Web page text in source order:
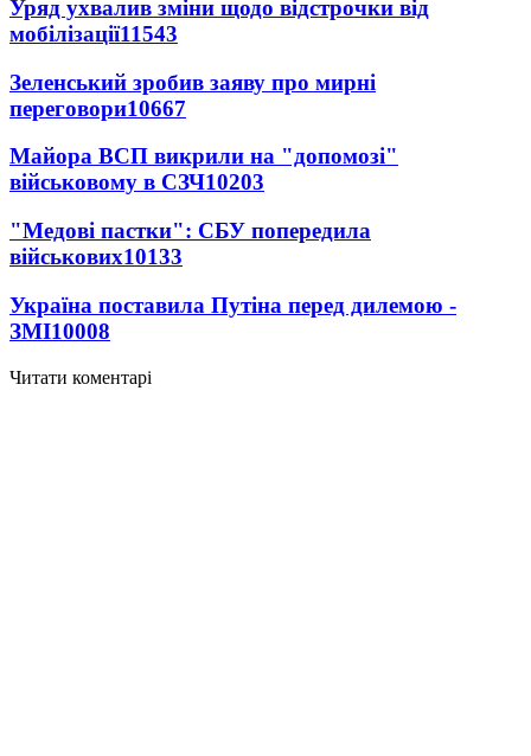
Уряд ухвалив зміни щодо відстрочки від
мобілізації11543
Зеленський зробив заяву про мирні
переговори10667
Майора ВСП викрили на "допомозі"
військовому в СЗЧ10203
"Медові пастки": СБУ попередила
військових10133
Україна поставила Путіна перед дилемою -
ЗМІ10008
Читати коментарі